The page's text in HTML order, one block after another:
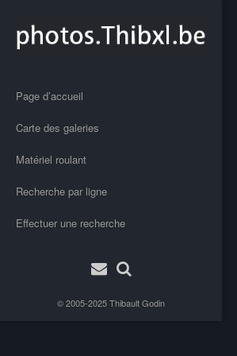
Page d’accueil
Carte des galeries
Matériel roulant
Recherche par ligne
Effectuer une recherche
© 2005-2025Thibault Godin